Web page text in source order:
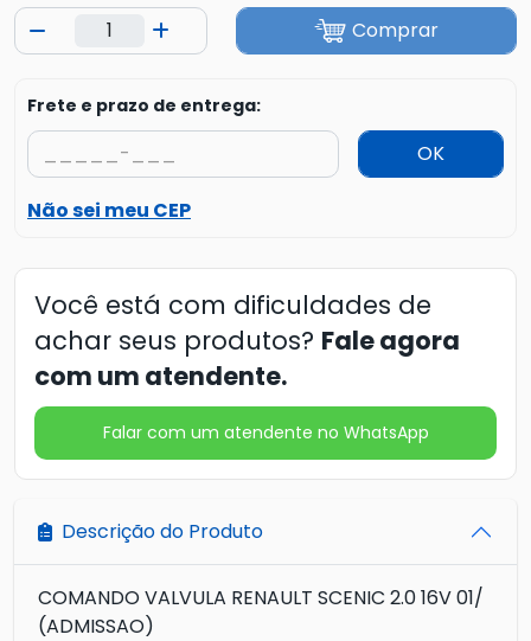
Comprar
Frete e prazo de entrega:
OK
Não sei meu CEP
Você está com dificuldades de
achar seus produtos? Fale agora
com um atendente.
Falar com um atendente no WhatsApp
Descrição do Produto
COMANDO VALVULA RENAULT SCENIC 2.0 16V 01/
(ADMISSAO)